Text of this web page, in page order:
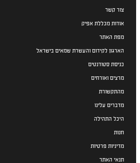
צור קשר
אודות מכללת אפיק
מפת האתר
הארגון לקידום והעשרת שמאים בישראל
כניסת סטודנטים
מרצים ואורחים
מהתקשורת
מדברים עלינו
היכל התהילה
חנות
מדיניות פרטיות
תנאי האתר